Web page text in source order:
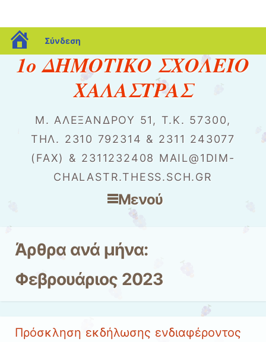
blogs.sch.gr
Σύνδεση
1o ΔΗΜΟΤΙΚΟ ΣΧΟΛΕΙΟ
ΧΑΛΑΣΤΡΑΣ
Μ. ΑΛΕΞΆΝΔΡΟΥ 51, Τ.Κ. 57300,
ΤΗΛ. 2310 792314 & 2311 243077
(FAX) & 2311232408 MAIL@1DIM-
CHALASTR.THESS.SCH.GR
Μενού
Άρθρα ανά μήνα:
Φεβρουάριος 2023
Πρόσκληση εκδήλωσης ενδιαφέροντος